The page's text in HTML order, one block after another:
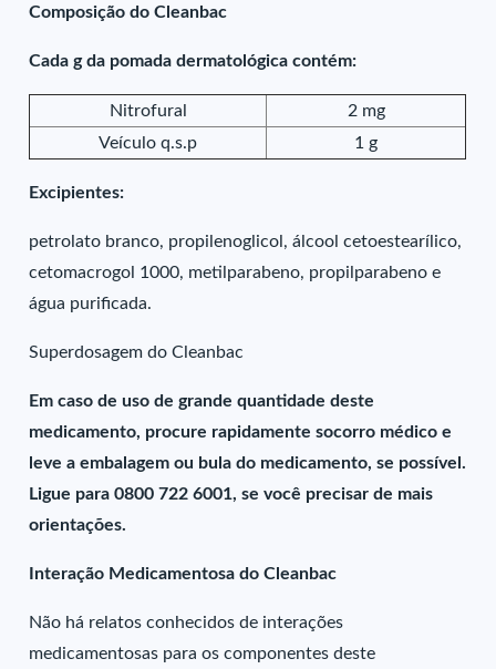
Composição do Cleanbac
Cada g da pomada dermatológica contém:
Nitrofural
2 mg
Veículo q.s.p
1 g
Excipientes:
petrolato branco, propilenoglicol, álcool cetoestearílico,
cetomacrogol 1000, metilparabeno, propilparabeno e
água purificada.
Superdosagem do Cleanbac
Em caso de uso de grande quantidade deste
medicamento, procure rapidamente socorro médico e
leve a embalagem ou bula do medicamento, se possível.
Ligue para 0800 722 6001, se você precisar de mais
orientações.
Interação Medicamentosa do Cleanbac
Não há relatos conhecidos de interações
medicamentosas para os componentes deste